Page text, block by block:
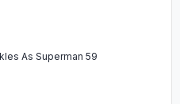
As Superman 59